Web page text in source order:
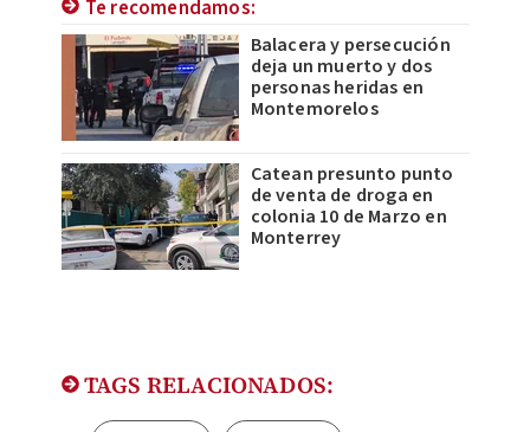
Te recomendamos:
Balacera y persecución
deja un muerto y dos
personas heridas en
Montemorelos
Catean presunto punto
de venta de droga en
colonia 10 de Marzo en
Monterrey
TAGS RELACIONADOS: